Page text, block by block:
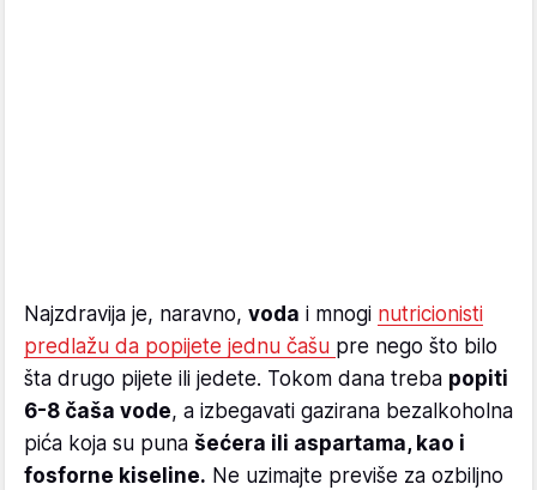
Najzdravija je, naravno, voda i mnogi nutricionisti
predlažu da popijete jednu čašu pre nego što bilo
šta drugo pijete ili jedete. Tokom dana treba popiti
6-8 čaša vode, a izbegavati gazirana bezalkoholna
pića koja su puna šećera ili aspartama, kao i
fosforne kiseline. Ne uzimajte previše za ozbiljno